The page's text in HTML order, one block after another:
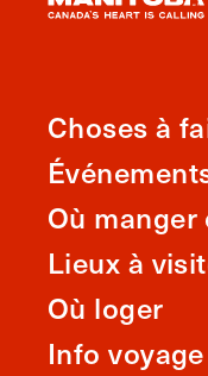
Choses à
Où
Lieux à
Où loger
Info voyage